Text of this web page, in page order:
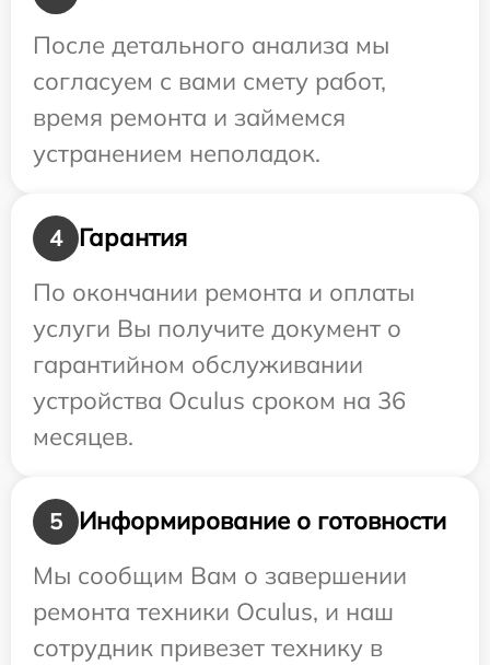
После детального анализа мы
согласуем с вами смету работ,
время ремонта и займемся
устранением неполадок.
4
Гарантия
По окончании ремонта и оплаты
услуги Вы получите документ о
гарантийном обслуживании
устройства Oculus сроком на 36
месяцев.
5
Информирование о готовности
Мы сообщим Вам о завершении
ремонта техники Oculus, и наш
сотрудник привезет технику в